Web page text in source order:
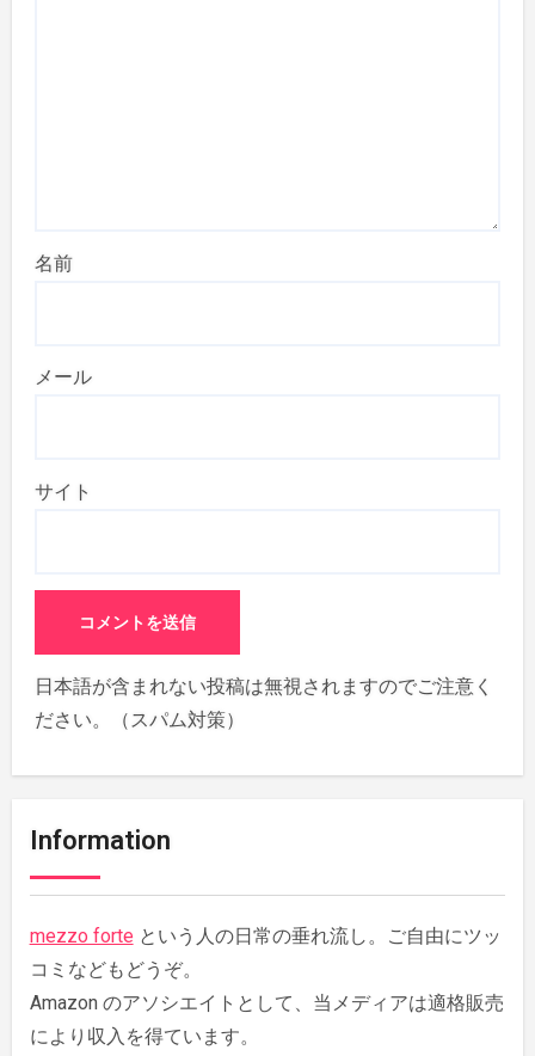
名前
メール
サイト
日本語が含まれない投稿は無視されますのでご注意く
ださい。（スパム対策）
Information
mezzo forte という人の日常の垂れ流し。ご自由にツッ
コミなどもどうぞ。
Amazon のアソシエイトとして、当メディアは適格販売
により収入を得ています。